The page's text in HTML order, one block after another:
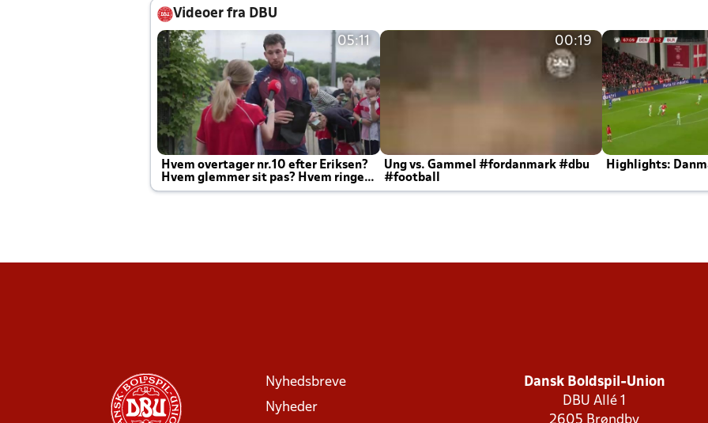
Videoer fra DBU
05:11
Hvem overtager nr.10 efter Eriksen?
Hvem glemmer sit pas? Hvem ringer
Joachim altid til efter kampe?
00:19
Ung vs. Gammel #fordanmark #dbu
#football
Highlights:
Nyhedsbreve
Nyheder
Dansk Boldspil-Union
DBU Allé 1